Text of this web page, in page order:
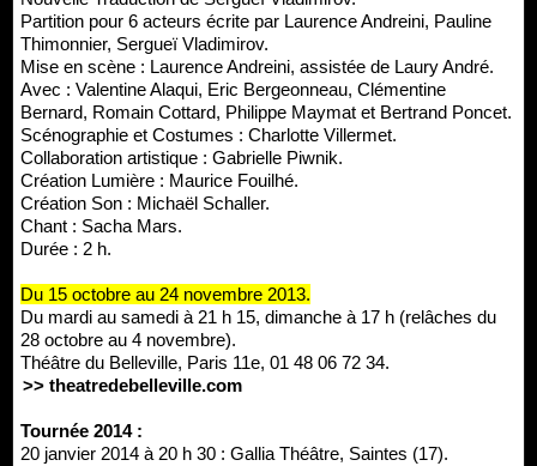
Partition pour 6 acteurs écrite par Laurence Andreini, Pauline
Thimonnier, Sergueï Vladimirov.
Mise en scène : Laurence Andreini, assistée de Laury André.
Avec : Valentine Alaqui, Eric Bergeonneau, Clémentine
Bernard, Romain Cottard, Philippe Maymat et Bertrand Poncet.
Scénographie et Costumes : Charlotte Villermet.
Collaboration artistique : Gabrielle Piwnik.
Création Lumière : Maurice Fouilhé.
Création Son : Michaël Schaller.
Chant : Sacha Mars.
Durée : 2 h.
Du 15 octobre au 24 novembre 2013.
Du mardi au samedi à 21 h 15, dimanche à 17 h (relâches du
28 octobre au 4 novembre).
Théâtre du Belleville, Paris 11e, 01 48 06 72 34.
>> theatredebelleville.com
Tournée 2014 :
20 janvier 2014 à 20 h 30 : Gallia Théâtre, Saintes (17).